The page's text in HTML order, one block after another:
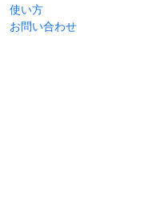
使い方
お問い合わせ